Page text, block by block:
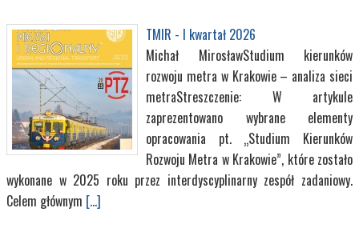
TMIR - I kwartał 2026
Michał MirosławStudium kierunków
rozwoju metra w Krakowie – analiza sieci
metraStreszczenie: W artykule
zaprezentowano wybrane elementy
opracowania pt. „Studium Kierunków
Rozwoju Metra w Krakowie”, które zostało
wykonane w 2025 roku przez interdyscyplinarny zespół zadaniowy.
Celem głównym [...]